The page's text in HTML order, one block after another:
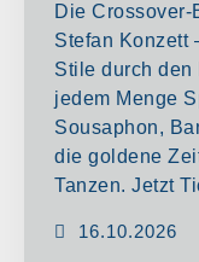
Die Crossover-
Stefan Konzett
Stile durch den
jedem Menge
Sousaphon,
die goldene
Tanzen. Jetzt
16.10.2026